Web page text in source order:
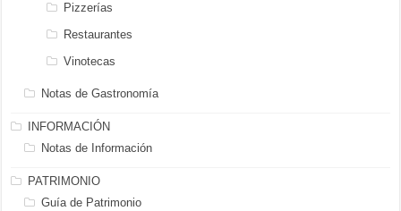
Pizzerías
Restaurantes
Vinotecas
Notas de Gastronomía
INFORMACIÓN
Notas de Información
PATRIMONIO
Guía de Patrimonio